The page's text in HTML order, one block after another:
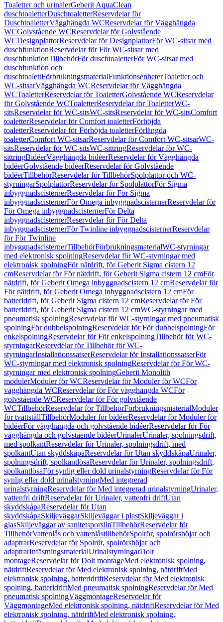
Toaletter och urinalerGeberit AquaClean
duschtoaletterDuschtoaletterReservdelar för
DuschtoaletterVägghängda WCReservdelar för Vägghängda
WCGolvstående WCReservdelar för Golvstående
WCDesignplattorReservdelar för DesignplattorFör WC-sitsar med
duschfunktionReservdelar för För WC-sitsar med
duschfunktionTillbehörFör duschtoaletterFör WC-sitsar med
duschfunktion och
duschtoalettFörbrukningsmaterialFunktionsenheterToaletter och
WC-sitsarVägghängda WCReservdelar för Vägghängda
WCToaletterReservdelar för ToaletterGolvstående WCReservdelar
för Golvstående WCToaletterReservdelar för ToaletterWC-
sitsReservdelar för WC-sitsWC-sitsReservdelar för WC-sitsComfort
toaletterReservdelar för Comfort toaletterFörhöjda
toaletterReservdelar för Förhöjda toaletterFörlängda
toaletterComfort WC-sitsarReservdelar för Comfort WC-sitsarWC-
sitsReservdelar för WC-sitsWC-sittringReservdelar för WC-
sittringBidéerVägghängda bidéerReservdelar för Vägghängda
bidéerGolvstående bidéerReservdelar för Golvstående
bidéerTillbehörReservdelar för TillbehörSpolplattor och WC-
styrningarSpolplattorReservdelar för SpolplattorFör Sigma
inbyggnadscisternerReservdelar för För Sigma
inbyggnadscisternerFör Omega inbyggnadscisternerReservdelar för
För Omega inbyggnadscisternerFör Delta
inbyggnadscisternerReservdelar för För Delta
inbyggnadscisternerFör Twinline inbyggnadscisternerReservdelar
för För Twinline
inbyggnadscisternerTillbehörFörbrukningsmaterialWC-styrningar
med elektronisk spolningReservdelar för WC-styrningar med
elektronisk spolningFör nätdrift, för Geberit Sigma cistern 12
cmReservdelar för För nätdrift, för Geberit Sigma cistern 12 cmFör
nätdrift, för Geberit Omega inbyggnadscistern 12 cmReservdelar för
För nätdrift, för Geberit Omega inbyggnadscistern 12 cmFör
batteridrift, för Geberit Sigma cistern 12 cmReservdelar för För
batteridrift, för Geberit Sigma cistern 12 cmWC-styrningar med
pneumatisk spolningReservdelar för WC-styrningar med pneumatisk
spolningFör dubbelspolningReservdelar för För dubbelspolningFör
enkelspolningReservdelar för För enkelspolningTillbehör för WC-
styrningarReservdelar för Tillbehör för WC-
styrningarInstallationssatserReservdelar för InstallationssatserFör
WC-styrningar med elektronisk spolningReservdelar för För WC-
styrningar med elektronisk spolningGeberit Monolith
modulerModuler för WCReservdelar för Moduler för WCFör
vägghängda WCReservdelar för För vägghängda WCFör
golvstående WCReservdelar för För golvstående
WCTillbehörReservdelar för TillbehörFörbrukningsmaterialModuler
för tvättställTillbehörModuler för bidéerReservdelar för Moduler för
bidéerFör vägghängda och golvstående bidéerReservdelar för För
vägghängda och golvstående bidéerUrinalerUrinaler, spolningsdrift,
med spolkantReservdelar för Urinaler, spolningsdrift, med
spolkantUtan skyddskåpaReservdelar för Utan skyddskåpaUrinaler,
spolningsdrift, spolkantlösaReservdelar för Urinaler, spolningsdrift,
spolkantlösaFör synlig eller dold urinalstyrningReservdelar för För
synlig eller dold urinalstyrningMed integrerad
urinalstyrningReservdelar för Med integrerad urinalstyrningUrinaler,
vattenfri driftReservdelar för Urinaler, vattenfri driftUtan
skyddskåpaReservdelar för Utan
skyddskåpaSkiljeväggarSkiljeväggar i plastSkiljeväggar i
glasSkiljeväggar av sanitetsporslinTillbehörReservdelar för
TillbehörVattenlås och vattenlåstillbehörSpolrör, spolrörsböjar och
adaptrarReservdelar för Spolrör, spolrörsböjar och
adaptrarInfästningsmaterialUrinalstyrningarDolt
montageReservdelar för Dolt montageMed elektronisk spolning,
nätdriftReservdelar för Med elektronisk spolning, nätdriftMed
elektronisk spolning, batteridriftReservdelar för Med elektronisk
spolning, batteridriftMed pneumatisk spolningReservdelar för Med
pneumatisk spolningVäggmontageReservdelar för
VäggmontageMed elektronisk spolning, nätdriftReservdelar för Med
elektronisk spolning, nätdriftMed elektronisk spolning,